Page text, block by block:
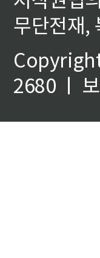
무단전재,
2680 ㅣ